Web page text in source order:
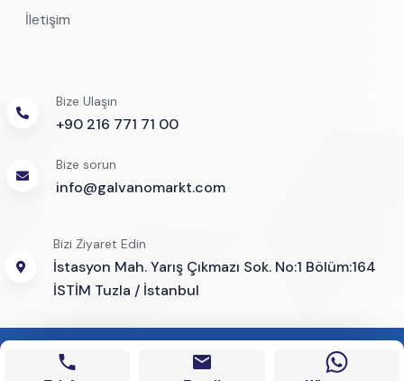
İletişim
Bize Ulaşın
+90 216 771 71 00
Bize sorun
info@galvanomarkt.com
Bizi Ziyaret Edin
İstasyon Mah. Yarış Çıkmazı Sok. No:1 Bölüm:164
İSTİM Tuzla / İstanbul